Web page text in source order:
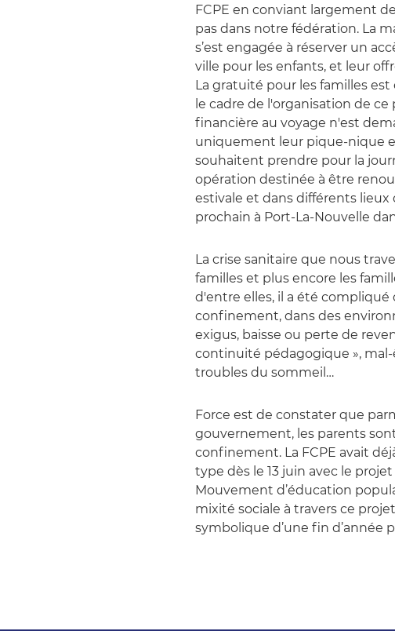
FCPE en conviant largement
pas dans notre fédération. La
s’est engagée à réserver un
ville pour les enfants, et leur
La gratuité pour les familles
le cadre de l'organisation de
financière au voyage n'est
uniquement leur pique-nique
souhaitent prendre pour la
opération destinée à être
estivale et dans différents
prochain à Port-La-Nouvelle
La crise sanitaire que nous
familles et plus encore les
d'entre elles, il a été compliqué
confinement, dans des
exigus, baisse ou perte de
continuité pédagogique »,
troubles du sommeil…
Force est de constater que
gouvernement, les parents
confinement. La FCPE avait
type dès le 13 juin avec le
Mouvement d’éducation
mixité sociale à travers ce
symbolique d’une fin d’année